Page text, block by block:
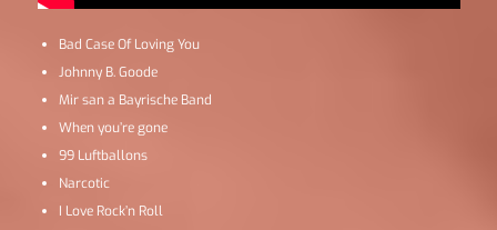
Bad Case Of Loving You
Johnny B. Goode
Mir san a Bayrische Band
When you’re gone
99 Luftballons
Narcotic
I Love Rock’n Roll